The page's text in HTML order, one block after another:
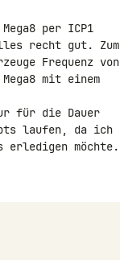
per ICP1
recht gut. Zum
Frequenz von
mit einem
für die Dauer
laufen, da ich
möchte.